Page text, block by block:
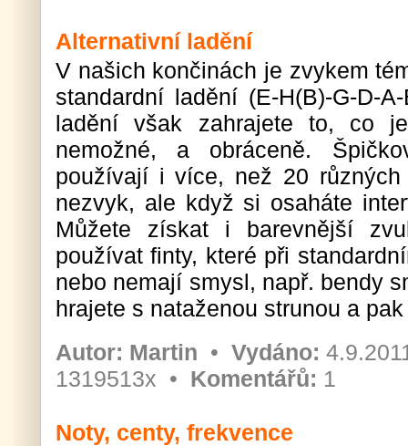
Alternativní ladění
V našich končinách je zvykem
standardní ladění (E-H(B)-G-D-
ladění však zahrajete to, co
nemožné, a obráceně.
používají i více, než 20
nezvyk, ale když si osaháte
Můžete získat i barevnější
používat finty, které při
nebo nemají smysl, např. bendy
hrajete s nataženou strunou a
Autor: Martin • Vydáno:
1319513x • Komentářů: 1
Noty, centy, frekvence